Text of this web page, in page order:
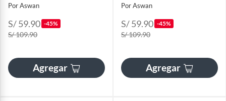
Por Aswan
S/ 59.90 -45%
S/ 109.90
Agregar
Por Aswan
S/ 59.90 -45%
S/ 109.90
Agregar